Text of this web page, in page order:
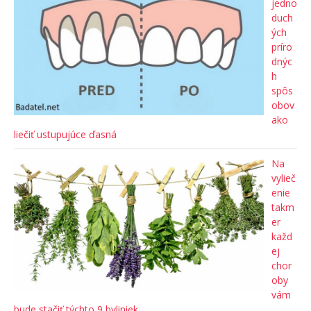
jedno
duch
ých
príro
dnýc
h
spôs
obov
ako
liečiť ustupujúce ďasná
Na
vylieč
enie
takm
er
každ
ej
chor
oby
vám